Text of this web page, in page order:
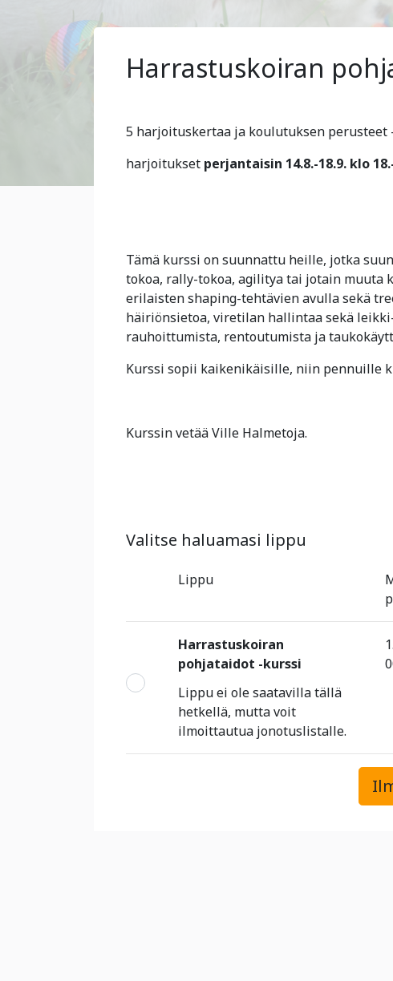
Harrastuskoiran
5 harjoituskertaa ja koulutuksen
harjoitukset perjantaisin 14.8.-18.9. klo
Tämä kurssi on suunnattu heille, jotka
tokoa, rally-tokoa, agilitya tai jotain
erilaisten shaping-tehtävien avulla sekä
häiriönsietoa, viretilan hallintaa sekä
rauhoittumista, rentoutumista ja
Kurssi sopii kaikenikäisille, niin pennuille
Kurssin vetää Ville Halmetoja.
Valitse haluamasi lippu
Lippu
Harrastuskoiran
pohjataidot -kurssi
Lippu ei ole saatavilla tällä
hetkellä, mutta voit
ilmoittautua jonotuslistalle.